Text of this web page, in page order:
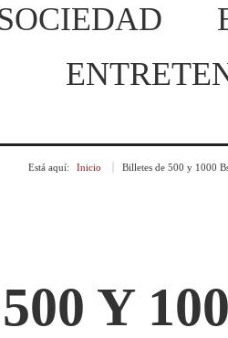
Está aquí: Inicio Billetes de 500 y 1000
Y